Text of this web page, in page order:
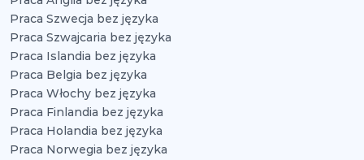
Praca Szwecja bez języka
Praca Szwajcaria bez języka
Praca Islandia bez języka
Praca Belgia bez języka
Praca Włochy bez języka
Praca Finlandia bez języka
Praca Holandia bez języka
Praca Norwegia bez języka